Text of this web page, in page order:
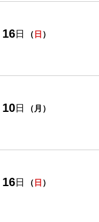
16日 （ 日 ）
10日 （月 ）
16日 （ 日 ）